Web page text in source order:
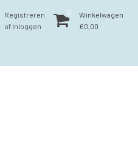
Registreren
of Inloggen
0
Winkelwagen
€0,00